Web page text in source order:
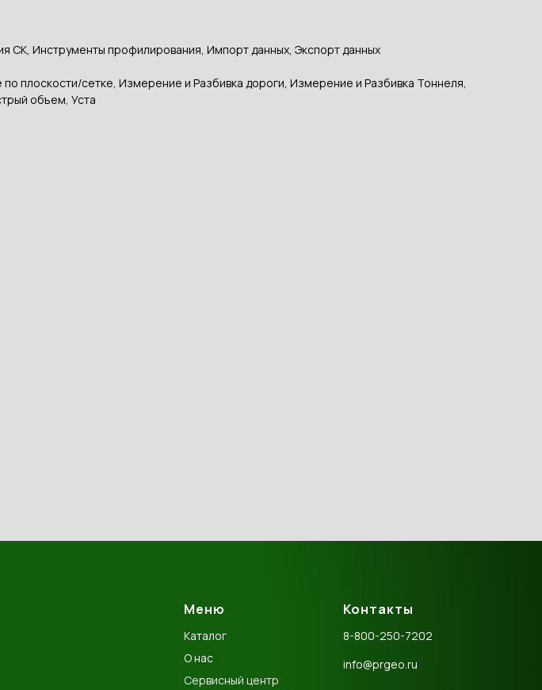
СК, Инструменты профилирования, Импорт данных, Экспорт данных
плоскости/сетке, Измерение и Разбивка дороги, Измерение и Разбивка Тоннеля,
объем, Уста
Меню
Каталог
О нас
Сервисный центр
Контакты
8-800-250-7202
info@prgeo.ru